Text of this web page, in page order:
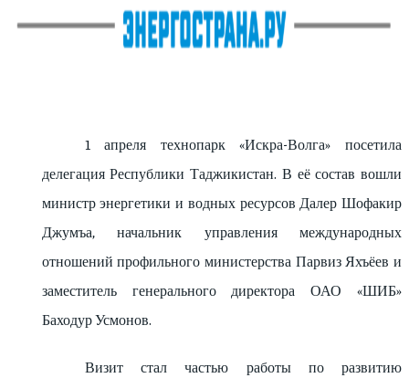
1 апреля технопарк «Искра-Волга» посетила
делегация Республики Таджикистан. В её состав вошли
министр энергетики и водных ресурсов Далер Шофакир
Джумъа, начальник управления международных
отношений профильного министерства Парвиз Яхъёев и
заместитель генерального директора ОАО «ШИБ»
Баходур Усмонов.
Визит стал частью работы по развитию